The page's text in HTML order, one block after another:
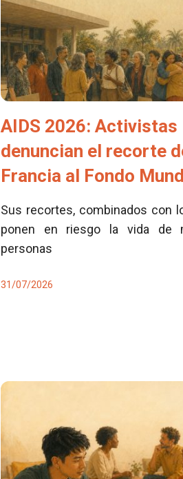
AIDS 2026: Activistas
denuncian el recorte
Francia al Fondo
Sus recortes, combinados con
ponen en riesgo la vida de
personas
31/07/2026